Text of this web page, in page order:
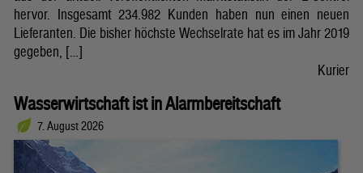
hervor. Insgesamt 234.982 Kunden haben nun einen neuen
Lieferanten. Die bisher höchste Wechselrate hat es im Jahr 2019
gegeben, […]
Kurier
Wasserwirtschaft ist in Alarmbereitschaft
7. August 2026